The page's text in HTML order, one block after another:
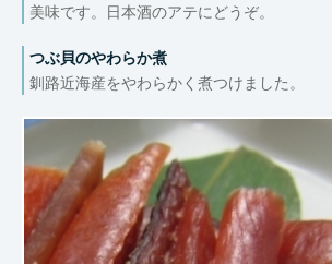
美味です。日本酒のアテにどうぞ。
つぶ貝のやわらか煮
釧路近海産をやわらかく煮つけました。